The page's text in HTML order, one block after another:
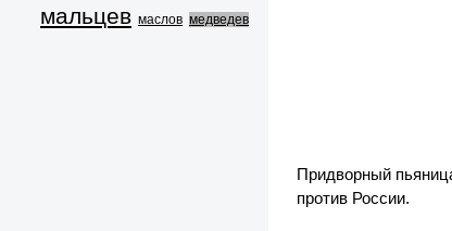
мальцев маслов медведев
Придворный
против России.